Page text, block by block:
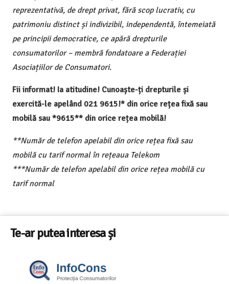
reprezentativă, de drept privat, fără scop lucrativ, cu
patrimoniu distinct și indivizibil, independentă, întemeiată
pe principii democratice, ce apără drepturile
consumatorilor – membră fondatoare a Federației
Asociațiilor de Consumatori.
Fii informat! Ia atitudine! Cunoaște-ți drepturile și
exercită-le apelând 021 9615!* din orice rețea fixă sau
mobilă sau *9615** din orice rețea mobilă!
**Număr de telefon apelabil din orice rețea fixă sau
mobilă cu tarif normal în rețeaua Telekom
***Număr de telefon apelabil din orice rețea mobilă cu
tarif normal
Te-ar putea interesa și